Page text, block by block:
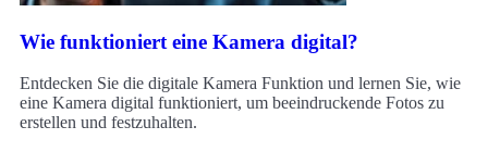
Wie funktioniert eine Kamera digital?
Entdecken Sie die digitale Kamera Funktion und lernen Sie, wie
eine Kamera digital funktioniert, um beeindruckende Fotos zu
erstellen und festzuhalten.